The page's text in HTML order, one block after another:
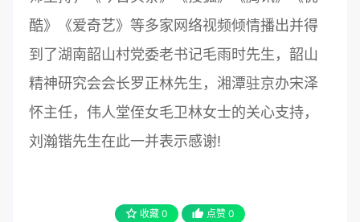
酷》《爱奇艺》等多家网络视频倾情播出并得
到了湖南韶山村党委老书记毛雨时先生，韶山
精神研究会会长罗正林先生，湘潭驻京办宋泽
怀主任，伟人堂侄女毛卫林女士的关心支持，
刘瀚锴先生在此一并表示感谢!
收藏 0 点赞 0